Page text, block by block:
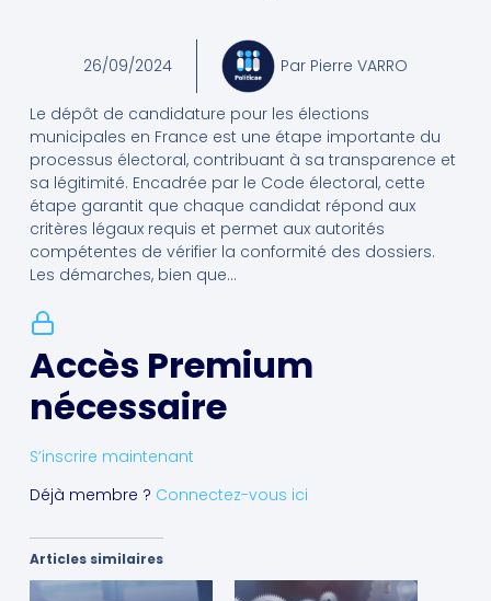
26/09/2024 Par Pierre VARRO
Le dépôt de candidature pour les élections
municipales en France est une étape importante du
processus électoral, contribuant à sa transparence et
sa légitimité. Encadrée par le Code électoral, cette
étape garantit que chaque candidat répond aux
critères légaux requis et permet aux autorités
compétentes de vérifier la conformité des dossiers.
Les démarches, bien que...
Accès Premium
nécessaire
S’inscrire maintenant
Déjà membre ? Connectez-vous ici
Articles similaires